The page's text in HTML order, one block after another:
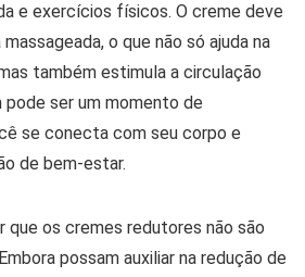
e exercícios físicos. O creme deve
o que não só ajuda na
também estimula a circulação
pode ser um momento de
se conecta com seu corpo e
de bem-estar.
que os cremes redutores não são
possam auxiliar na redução de